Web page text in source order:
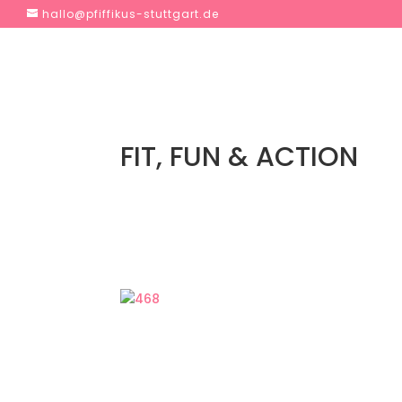
hallo@pfiffikus-stuttgart.de
FIT, FUN & ACTION